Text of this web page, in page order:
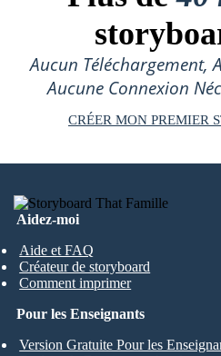
Aucun Téléchargement,
Aucune Connexion
CRÉER MON PREMIER
Aidez-moi
Aide et FAQ
Créateur de storyboard
Comment imprimer
Pour les Enseignants
Version Gratuite Pour les